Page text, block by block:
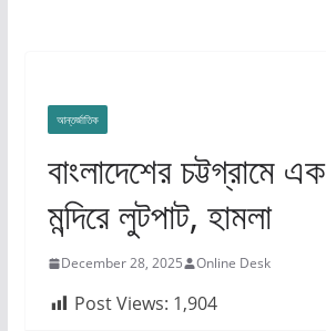
আন্তর্জাতিক
বাংলাদেশের চট্টগ্রামে
মন্দিরে লুটপাট, হামলা
December 28, 2025 Online Desk
Post Views: 1,904